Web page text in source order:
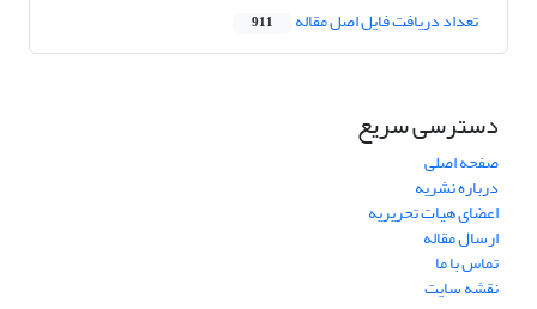
تعداد دریافت فایل اصل مقاله 911
دسترسی سریع
صفحه اصلی
درباره نشریه
اعضای هیات تحریریه
ارسال مقاله
تماس با ما
نقشه سایت